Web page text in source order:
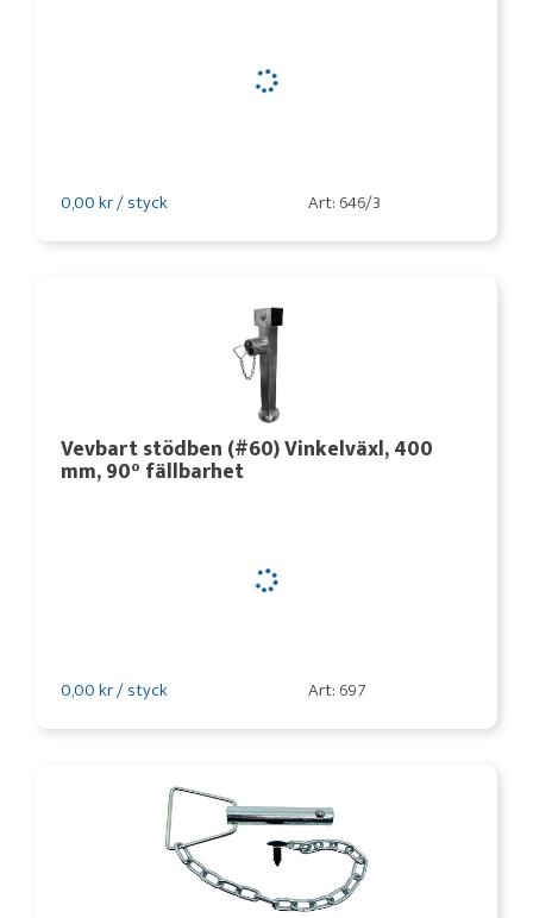
0,00 kr / styck Art: 646/3
Vevbart stödben (#60) Vinkelväxl, 400
mm, 90° fällbarhet
0,00 kr / styck Art: 697